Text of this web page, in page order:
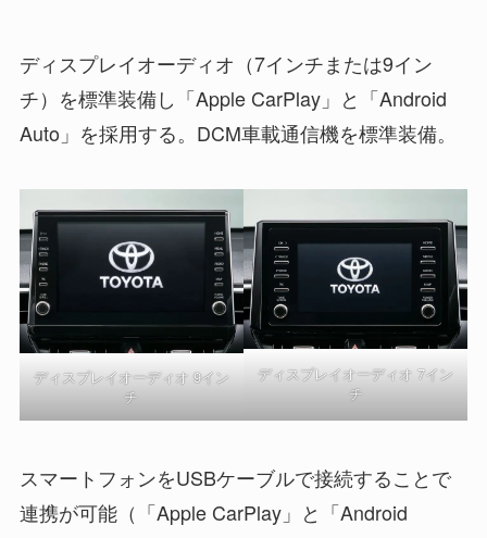
ディスプレイオーディオ（7インチまたは9イン
チ）を標準装備し「Apple CarPlay」と「Android
Auto」を採用する。DCM車載通信機を標準装備。
ディスプレイオーディオ 9イン
チ
ディスプレイオーディオ 7イン
チ
スマートフォンをUSBケーブルで接続することで
連携が可能（「Apple CarPlay」と「Android